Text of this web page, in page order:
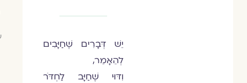
יֵשׁ דְּבָרִים שֶׁחַיָּבִים
לְהֵאָמֵר,
וִדּוּי שֶׁחַיָּב לַחְדֹּר